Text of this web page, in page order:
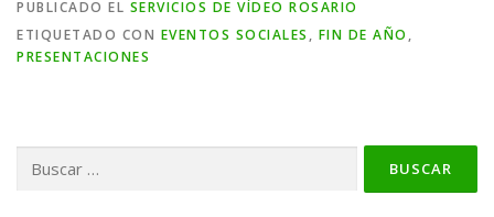
PUBLICADO EL SERVICIOS DE VÍDEO ROSARIO
ETIQUETADO CON EVENTOS SOCIALES , FIN DE AÑO ,
PRESENTACIONES